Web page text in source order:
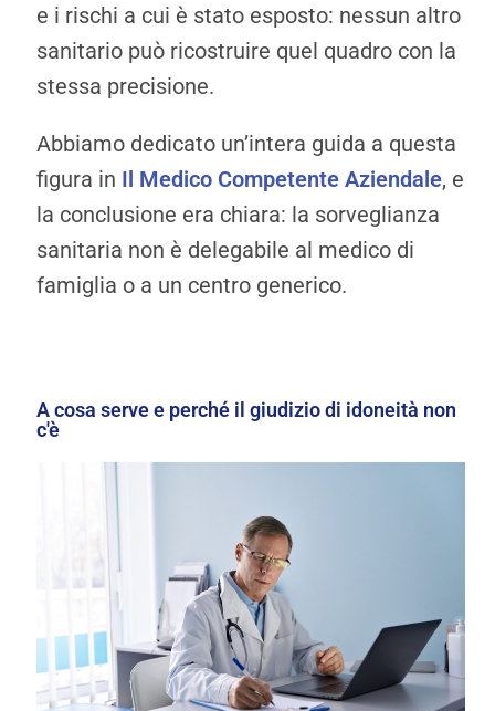
e i rischi a cui è stato esposto: nessun altro
sanitario può ricostruire quel quadro con la
stessa precisione.
Abbiamo dedicato un’intera guida a questa
figura in Il Medico Competente Aziendale, e
la conclusione era chiara: la sorveglianza
sanitaria non è delegabile al medico di
famiglia o a un centro generico.
A cosa serve e perché il giudizio di idoneità non
c'è